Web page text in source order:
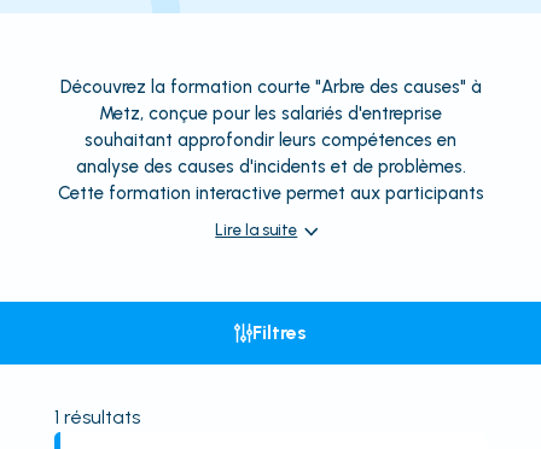
Découvrez la formation courte "Arbre des causes" à
Metz, conçue pour les salariés d'entreprise
souhaitant approfondir leurs compétences en
analyse des causes d'incidents et de problèmes.
Cette formation interactive permet aux participants
Lire la suite
Filtres
1 résultats